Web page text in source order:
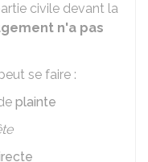
civile devant la
n'a pas
se faire :
plainte